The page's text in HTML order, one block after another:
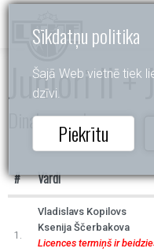
Sīkdatņu politika
Šajā Web vietnē tiek
dzīvi.
Piekrītu
Juniori II +
Dinaburgas kauss
# Vārdi
1.
Vladislavs Kopilovs
Ksenija Ščerbakova
Licences termiņš ir